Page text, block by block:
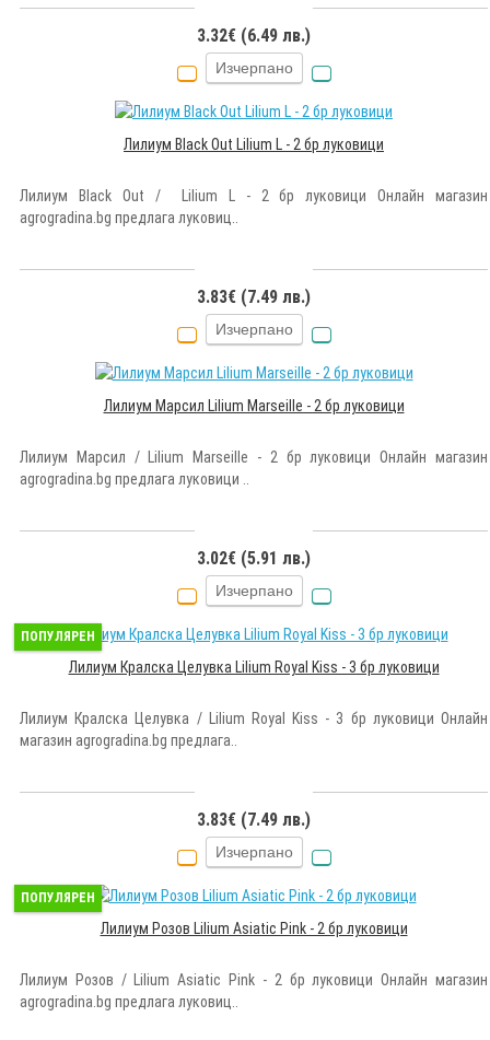
3.32€ (6.49 лв.)
Изчерпано
Лилиум Black Out Lilium L - 2 бр луковици
Лилиум Black Out / Lilium L - 2 бр луковици Онлайн магазин
agrogradina.bg предлага луковиц..
3.83€ (7.49 лв.)
Изчерпано
Лилиум Марсил Lilium Marseille - 2 бр луковици
Лилиум Марсил / Lilium Marseille - 2 бр луковици Онлайн магазин
agrogradina.bg предлага луковици ..
3.02€ (5.91 лв.)
Изчерпано
ПОПУЛЯРЕН
Лилиум Кралска Целувка Lilium Royal Kiss - 3 бр луковици
Лилиум Кралска Целувка / Lilium Royal Kiss - 3 бр луковици Онлайн
магазин agrogradina.bg предлага..
3.83€ (7.49 лв.)
Изчерпано
ПОПУЛЯРЕН
Лилиум Розов Lilium Asiatic Pink - 2 бр луковици
Лилиум Розов / Lilium Asiatic Pink - 2 бр луковици Онлайн магазин
agrogradina.bg предлага луковиц..